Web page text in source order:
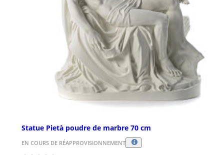
Statue Pietà poudre de marbre 70 cm
EN COURS DE RÉAPPROVISIONNEMENT